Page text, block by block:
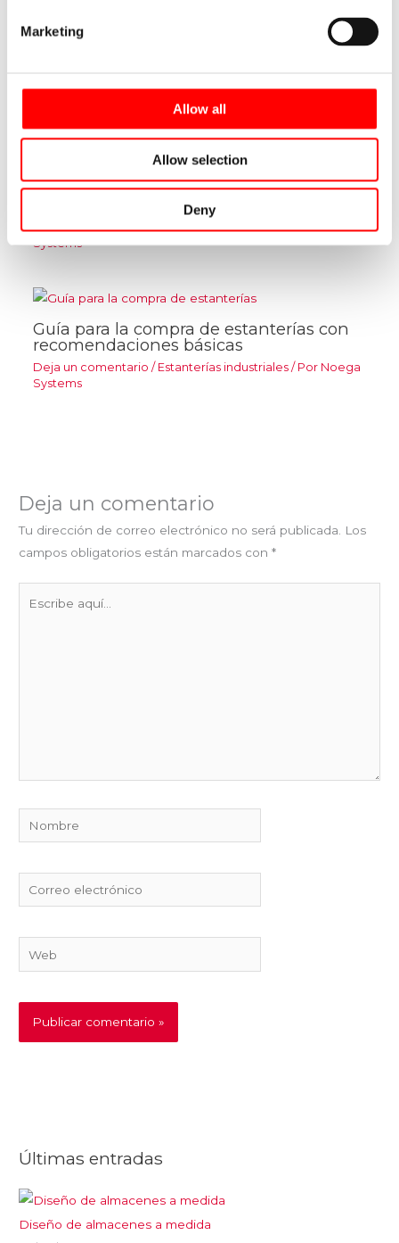
Marketing
Allow all
Allow selection
Deny
Entradas relacionadas
Innovación en estanterías para sistemas
Deja un comentario /Estanterías industriales/ PorNoega
Systems
Marcado CE de sistemas autoportantes
2 comentarios /Estanterías industriales/ PorNoega
Systems
Guía para la compra de estanterías con
recomendaciones básicas
Deja un comentario / Estanterías industriales/ Por Noega
Systems
Deja un comentario
Tu dirección de correo electrónico no será publicada.
Los
campos obligatorios están marcados con*
Nombre
electrónico
Últimas entradas
Diseño de almacenes a medida